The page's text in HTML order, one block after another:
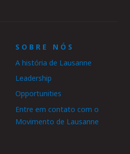
SOBRE NÓS
A história de Lausanne
Leadership
Opportunities
Entre em contato com o
Movimento de Lausanne